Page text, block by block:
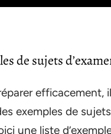
de sujets
efficacement,
exemples de sujets
une liste